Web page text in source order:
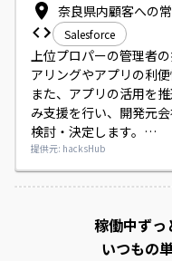
奈良県内顧客への
Salesforce
上位プロパーの管理者
アリングやアプリの利
また、アプリの活用を
み支援を行い、開発元
検討・決定します。
さらに、コールセンタ
な問い合わせに対する
アル類の改定作業を行
提供元: hacksHub
稼働中ずっ
いつもの